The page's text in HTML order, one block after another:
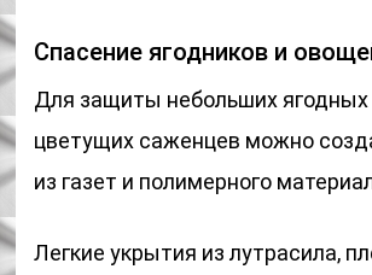
Спасение ягодников и
Для защиты небольших ягодных
цветущих саженцев можно
из газет и полимерного
Легкие укрытия из лутрасила,